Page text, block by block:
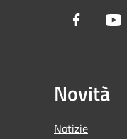
Facebook
Novità
Notizie